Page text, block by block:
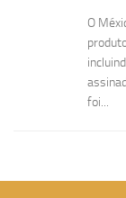
O
foi...